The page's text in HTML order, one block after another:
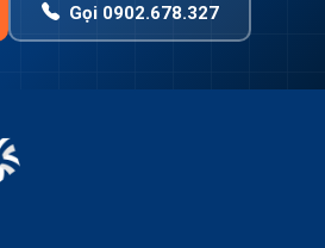
Gọi 0902.678.327